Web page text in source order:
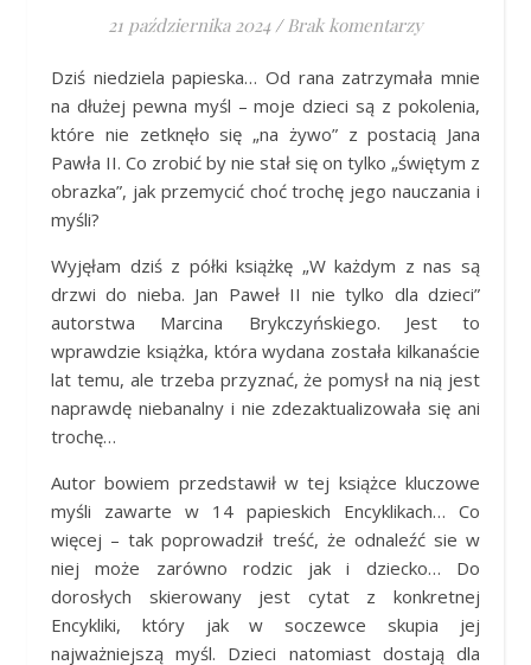
21 października 2024 / Brak komentarzy
Dziś niedziela papieska… Od rana zatrzymała mnie
na dłużej pewna myśl – moje dzieci są z pokolenia,
które nie zetknęło się „na żywo” z postacią Jana
Pawła II. Co zrobić by nie stał się on tylko „świętym z
obrazka”, jak przemycić choć trochę jego nauczania i
myśli?
Wyjęłam dziś z półki książkę „W każdym z nas są
drzwi do nieba. Jan Paweł II nie tylko dla dzieci”
autorstwa Marcina Brykczyńskiego. Jest to
wprawdzie książka, która wydana została kilkanaście
lat temu, ale trzeba przyznać, że pomysł na nią jest
naprawdę niebanalny i nie zdezaktualizowała się ani
trochę…
Autor bowiem przedstawił w tej książce kluczowe
myśli zawarte w 14 papieskich Encyklikach… Co
więcej – tak poprowadził treść, że odnaleźć sie w
niej może zarówno rodzic jak i dziecko… Do
dorosłych skierowany jest cytat z konkretnej
Encykliki, który jak w soczewce skupia jej
najważniejszą myśl. Dzieci natomiast dostają dla